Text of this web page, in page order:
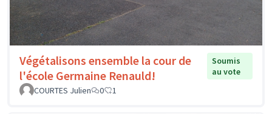
Végétalisons ensemble la cour de
l'école Germaine Renauld!
Soumis
au vote
COURTES Julien
0 1